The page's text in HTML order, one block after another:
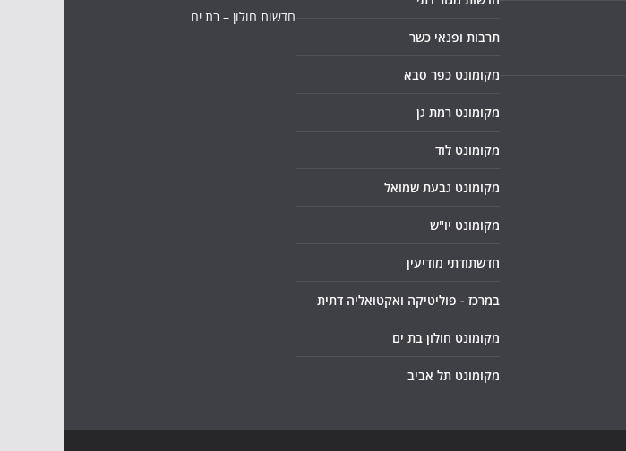
תרבות ופנאי כשר
מקומונט כפר סבא
מקומונט רמת גן
מקומונט לוד
מקומונט גבעת שמואל
מקומונט יו"ש
חדשתודתי מודיעין
במרכז - פוליטיקה ואקטואליה דתית
מקומונט חולון בת ים
מקומונט תל אביב
חדשות חולון – בת ים